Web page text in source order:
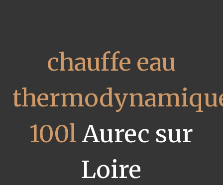
chauffe eau
100l Aurec sur
Loire